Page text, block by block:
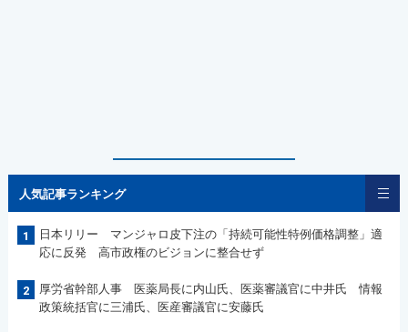
人気記事ランキング
1
日本リリー マンジャロ皮下注の「持続可能性特例価格調整」適
応に反発 高市政権のビジョンに整合せず
2
厚労省幹部人事 医薬局長に内山氏、医薬審議官に中井氏 情報
政策統括官に三浦氏、医産審議官に安藤氏